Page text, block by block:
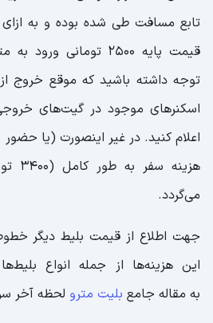
قیمت پایه 2500
توجه داشته باشید که موقع خروج
اسکنرهای موجود در گیت‌های
می‌گردد.
جهت اطلاع از قیمت بلیط دیگر
این هزینه‌ها از جمله انواع
به مقاله جامع بلیت مترو لحظه آخر